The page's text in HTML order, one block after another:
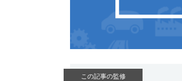
この記事の監修